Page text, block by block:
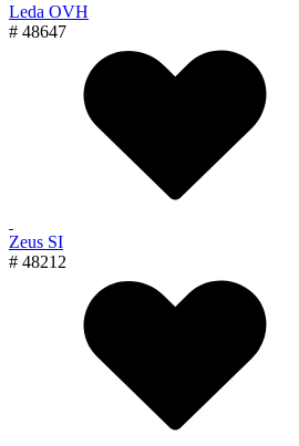
Leda OVH
# 48647
Zeus SI
# 48212